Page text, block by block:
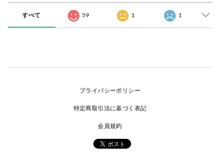
すべて 59 1 1
プライバシーポリシー
特定商取引法に基づく表記
会員規約